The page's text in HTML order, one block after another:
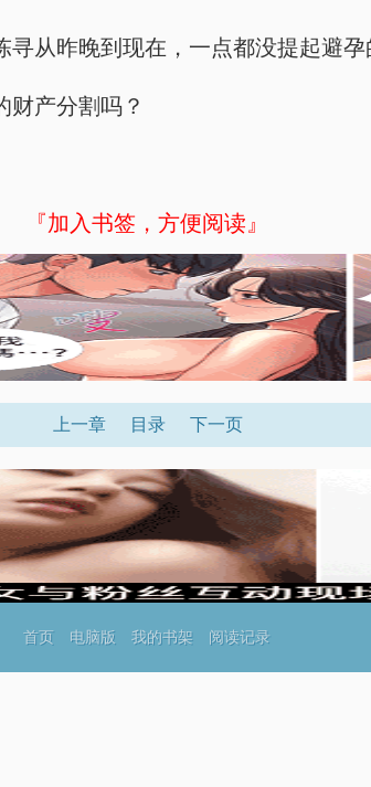
从昨晚到现在，一点都没提起避孕
财产分割吗？
『加入书签，方便阅读』
上一章 目录 下一页
首页 电脑版 我的书架 阅读记录